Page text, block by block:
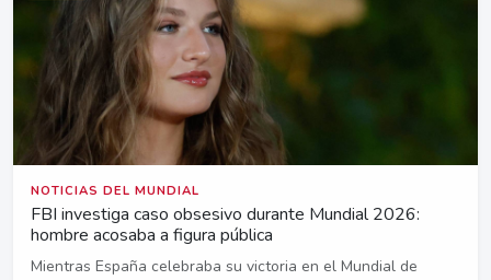
NOTICIAS DEL MUNDIAL
FBI investiga caso obsesivo durante Mundial 2026:
hombre acosaba a figura pública
Mientras España celebraba su victoria en el Mundial de